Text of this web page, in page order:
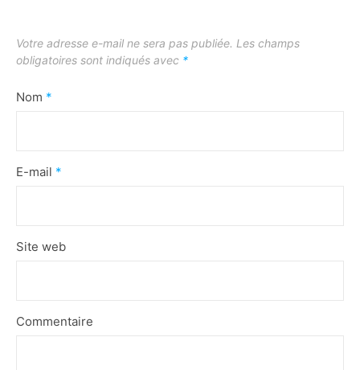
Votre adresse e-mail ne sera pas publiée. Les champs
obligatoires sont indiqués avec *
Nom *
E-mail *
Site web
Commentaire